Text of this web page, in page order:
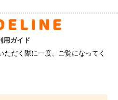
用ガイド
ただく際に一度、ご覧になってく